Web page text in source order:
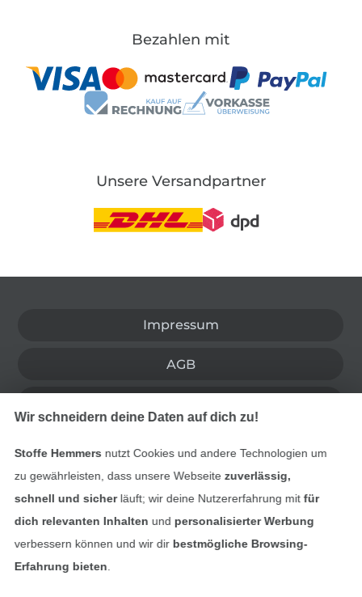
Bezahlen mit
Unsere Versandpartner
Impressum
AGB
Kontakt
Bestellung widerrufen
Wir schneidern deine Daten auf dich zu!
Stoffe Hemmers nutzt Cookies und andere Technologien um
zu gewährleisten, dass unsere Webseite zuverlässig,
schnell und sicherläuft; wir deine Nutzererfahrung mitfür
dich relevanten Inhalten und personalisierter Werbung
verbessern können und wir dir bestmögliche Browsing-
Erfahrung bieten